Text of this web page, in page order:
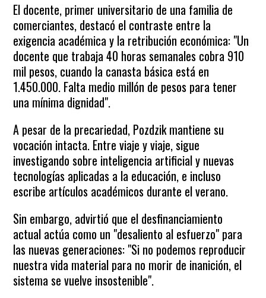
El docente, primer universitario de una familia de
comerciantes, destacó el contraste entre la
exigencia académica y la retribución económica: "Un
docente que trabaja 40 horas semanales cobra 910
mil pesos, cuando la canasta básica está en
1.450.000. Falta medio millón de pesos para tener
una mínima dignidad".
A pesar de la precariedad, Pozdzik mantiene su
vocación intacta. Entre viaje y viaje, sigue
investigando sobre inteligencia artificial y nuevas
tecnologías aplicadas a la educación, e incluso
escribe artículos académicos durante el verano.
Sin embargo, advirtió que el desfinanciamiento
actual actúa como un "desaliento al esfuerzo" para
las nuevas generaciones: "Si no podemos reproducir
nuestra vida material para no morir de inanición, el
sistema se vuelve insostenible".